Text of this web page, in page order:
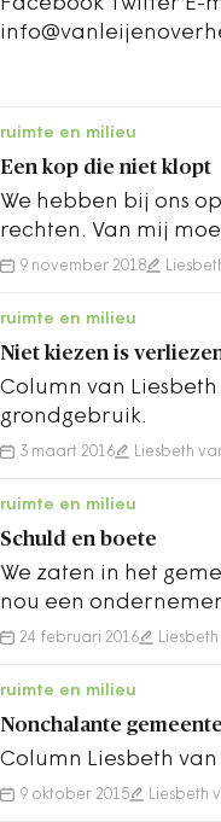
ruimte en milieu
Een kop die niet klopt
We hebben bij ons
rechten. Van mij
Doel daarvan is dat
9 november 2018
ruimte en milieu
Niet kiezen is
Column van
grondgebruik.
3 maart 2016 Liesbeth
ruimte en milieu
Schuld en boete
We zaten in het
nou een
Want deze
24 februari 2016
ruimte en milieu
Nonchalante
Column Liesbeth van
9 oktober 2015 Liesbeth